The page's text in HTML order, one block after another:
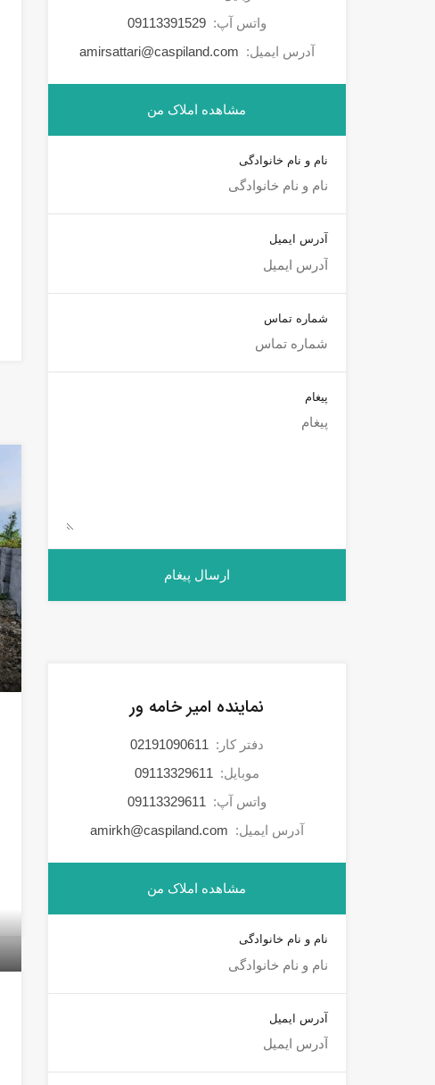
واتس آپ: 09113391529
آدرس ایمیل: amirsattari@caspiland.com
مشاهده املاک من
نام و نام خانوادگی
آدرس ایمیل
شماره تماس
پیغام
نماینده امیر خامه ور
دفتر کار: 02191090611
موبایل: 09113329611
واتس آپ: 09113329611
آدرس ایمیل: amirkh@caspiland.com
مشاهده املاک من
نام و نام خانوادگی
آدرس ایمیل